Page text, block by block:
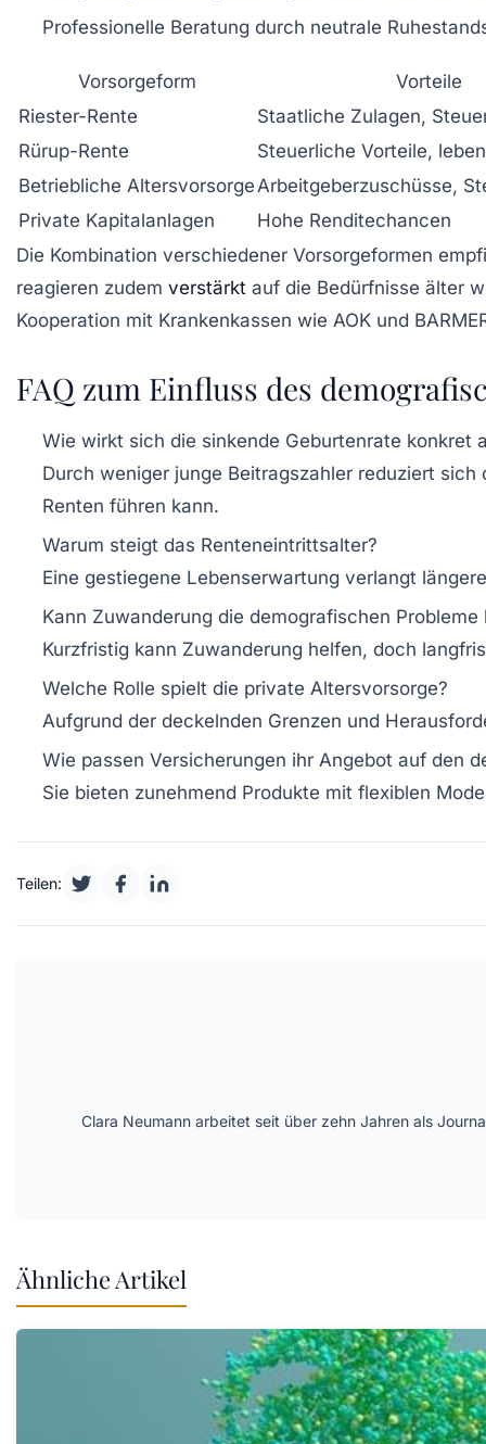
Professionelle Beratung durch neutrale
Vorsorgeform
Vorteile
Riester-Rente
Staatliche Zulagen,
Rürup-Rente
Steuerliche Vorteile,
Betriebliche Altersvorsorge Arbeitgeberzuschüsse,
Private Kapitalanlagen
Hohe Renditechancen
Die Kombination verschiedener Vorsorgeformen
reagieren zudem verstärkt auf die Bedürfnisse älter
Kooperation mit Krankenkassen wie AOK und
FAQ zum Einfluss des
Wie wirkt sich die sinkende Geburtenrate konkret
Durch weniger junge Beitragszahler reduziert
Renten führen kann.
Warum steigt das Renteneintrittsalter?
Eine gestiegene Lebenserwartung verlangt
Kann Zuwanderung die demografischen Probleme
Kurzfristig kann Zuwanderung helfen, doch
Welche Rolle spielt die private Altersvorsorge?
Aufgrund der deckelnden Grenzen und
Wie passen Versicherungen ihr Angebot auf den
Sie bieten zunehmend Produkte mit flexiblen
Teilen:
Clara Neumann arbeitet seit über zehn Jahren als
Ähnliche Artikel